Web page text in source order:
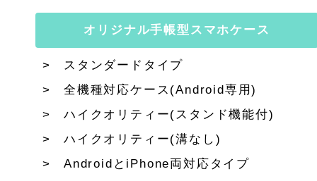
オリジナル手帳型スマホケース
スタンダードタイプ
全機種対応ケース(Android専用)
ハイクオリティー(スタンド機能付)
ハイクオリティー(溝なし)
AndroidとiPhone両対応タイプ